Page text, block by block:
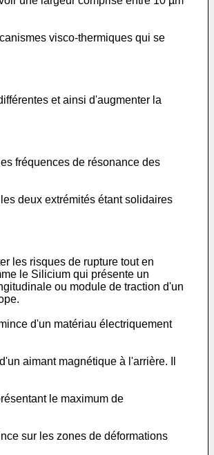
visco-thermiques qui se
et ainsi d'augmenter la
fréquences de résonance des
deux extrémités étant solidaires
les risques de rupture tout en
le Silicium qui présente un
ou module de traction d'un
d'un matériau électriquement
aimant magnétique à l'arrière. Il
le maximum de
sur les zones de déformations